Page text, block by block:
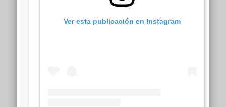
Ver esta publicación en Instagram